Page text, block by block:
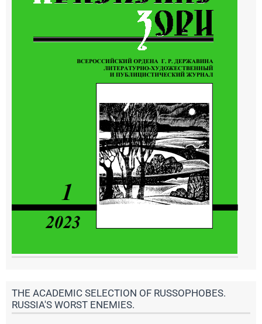
THE ACADEMIC SELECTION OF RUSSOPHOBES.
RUSSIA'S WORST ENEMIES.